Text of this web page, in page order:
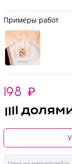
Примеры работ
198 ₽